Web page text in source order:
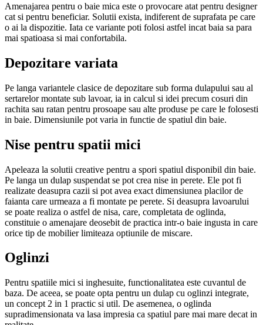
Amenajarea pentru o baie mica este o provocare atat pentru designer
cat si pentru beneficiar. Solutii exista, indiferent de suprafata pe care
o ai la dispozitie. Iata ce variante poti folosi astfel incat baia sa para
mai spatioasa si mai confortabila.
Depozitare variata
Pe langa variantele clasice de depozitare sub forma dulapului sau al
sertarelor montate sub lavoar, ia in calcul si idei precum cosuri din
rachita sau ratan pentru prosoape sau alte produse pe care le folosesti
in baie. Dimensiunile pot varia in functie de spatiul din baie.
Nise pentru spatii mici
Apeleaza la solutii creative pentru a spori spatiul disponibil din baie.
Pe langa un dulap suspendat se pot crea nise in perete. Ele pot fi
realizate deasupra cazii si pot avea exact dimensiunea placilor de
faianta care urmeaza a fi montate pe perete. Si deasupra lavoarului
se poate realiza o astfel de nisa, care, completata de oglinda,
constituie o amenajare deosebit de practica intr-o baie ingusta in care
orice tip de mobilier limiteaza optiunile de miscare.
Oglinzi
Pentru spatiile mici si inghesuite, functionalitatea este cuvantul de
baza. De aceea, se poate opta pentru un dulap cu oglinzi integrate,
un concept 2 in 1 practic si util. De asemenea, o oglinda
supradimensionata va lasa impresia ca spatiul pare mai mare decat in